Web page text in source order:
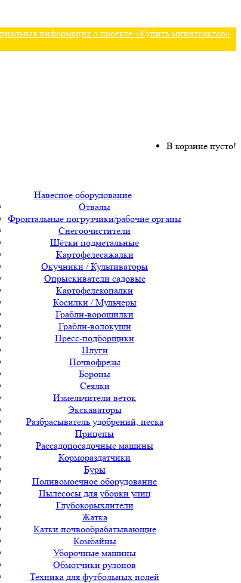
информация о проекте «Купить минитрактор»
В корзине пусто!
Навесное оборудование
Отвалы
Фронтальные погрузчики/рабочие органы
Снегоочистители
Щётки подметальные
Картофелесажалки
Окучники / Культиваторы
Опрыскиватели садовые
Картофелекопалки
Косилки / Мульчеры
Грабли-ворошилки
Грабли-волокуши
Пресс-подборщики
Плуги
Почвофрезы
Бороны
Сеялки
Измельчители веток
Экскаваторы
Разбрасыватель удобрений, песка
Прицепы
Рассадопосадочные машины
Кормораздатчики
Буры
Поливомоечное оборудование
Пылесосы для уборки улиц
Глубокорыхлители
Жатка
Катки почвообрабатывающие
Комбайны
Уборочные машины
Обмотчики рулонов
Техника для футбольных полей